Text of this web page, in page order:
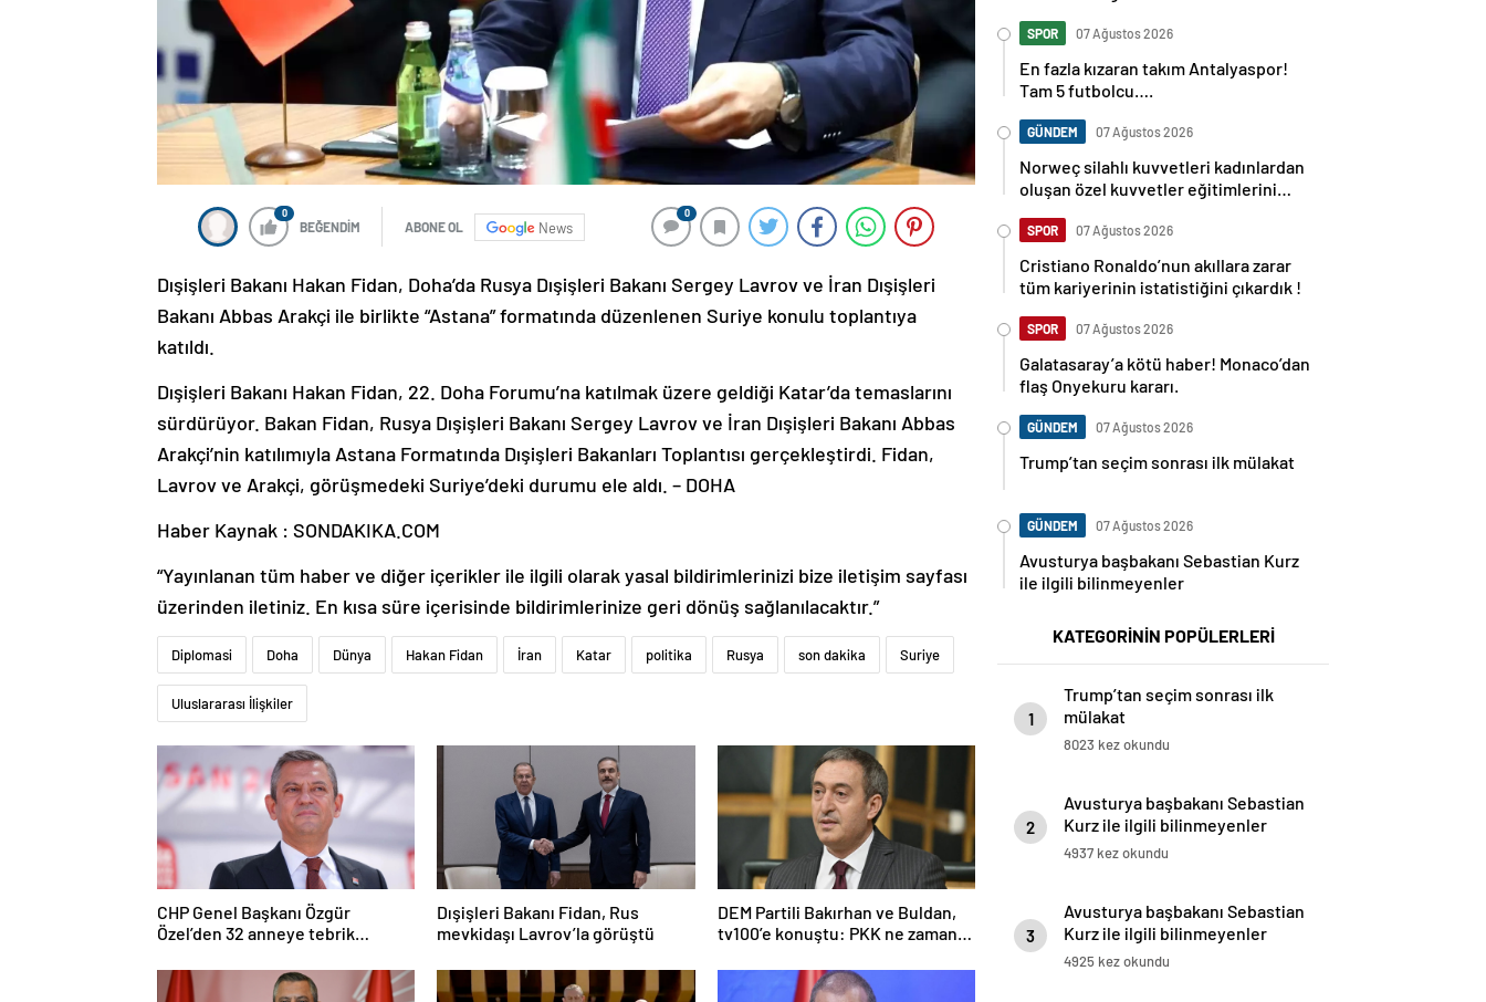
0
BEĞENDİM ABONE OL News
0
Dışişleri Bakanı Hakan Fidan, Doha’da Rusya Dışişleri Bakanı Sergey Lavrov ve İran Dışişleri
Bakanı Abbas Arakçi ile birlikte “Astana” formatında düzenlenen Suriye konulu toplantıya
katıldı.
Dışişleri Bakanı Hakan Fidan, 22. Doha Forumu’na katılmak üzere geldiği Katar’da temaslarını
sürdürüyor. Bakan Fidan, Rusya Dışişleri Bakanı Sergey Lavrov ve İran Dışişleri Bakanı Abbas
Arakçi’nin katılımıyla Astana Formatında Dışişleri Bakanları Toplantısı gerçekleştirdi. Fidan,
Lavrov ve Arakçi, görüşmedeki Suriye’deki durumu ele aldı. – DOHA
Haber Kaynak : SONDAKIKA.COM
“Yayınlanan tüm haber ve diğer içerikler ile ilgili olarak yasal bildirimlerinizi bize iletişim sayfası
üzerinden iletiniz. En kısa süre içerisinde bildirimlerinize geri dönüş sağlanılacaktır.”
Diplomasi Doha Dünya Hakan Fidan İran Katar politika Rusya son dakika Suriye
Uluslararası İlişkiler
CHP Genel Başkanı Özgür
Özel’den 32 anneye tebrik
Dışişleri Bakanı Fidan, Rus
mevkidaşı Lavrov’la görüştü
DEM Partili Bakırhan ve Buldan,
tv100’e konuştu: PKK ne zaman
SPOR 07 Ağustos 2026
En fazla kızaran takım Antalyaspor!
Tam 5 futbolcu….
GÜNDEM 07 Ağustos 2026
Norweç silahlı kuvvetleri kadınlardan
oluşan özel kuvvetler eğitimlerini
SPOR 07 Ağustos 2026
Cristiano Ronaldo’nun akıllara zarar
tüm kariyerinin istatistiğini çıkardık !
SPOR 07 Ağustos 2026
Galatasaray’a kötü haber! Monaco’dan
flaş Onyekuru kararı.
GÜNDEM 07 Ağustos 2026
Trump’tan seçim sonrası ilk mülakat
GÜNDEM 07 Ağustos 2026
Avusturya başbakanı Sebastian Kurz
ile ilgili bilinmeyenler
KATEGORİNİN POPÜLERLERİ
1
Trump’tan seçim sonrası ilk
mülakat
8023 kez okundu
2
Avusturya başbakanı Sebastian
Kurz ile ilgili bilinmeyenler
4937 kez okundu
3
Avusturya başbakanı Sebastian
Kurz ile ilgili bilinmeyenler
4925 kez okundu